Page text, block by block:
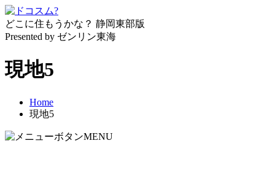
どこに住もうかな？ 静岡東部版
Presented by ゼンリン東海
現地5
Home
現地5
MENU